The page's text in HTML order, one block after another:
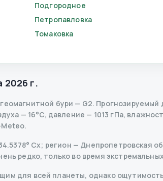
Подгородное
Петропавловка
Томаковка
2026 г.
бури — G2. Прогнозируемый
— 16°C, давление — 1013 гПа,
Meteo.
Сх; регион — Днепропетровская
редко, только во время
для всей планеты, однако